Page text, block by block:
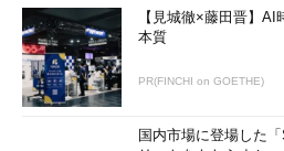
【見城徹×藤田晋】
本質
PR(FINCHI on GOETHE)
国内市場に登場した